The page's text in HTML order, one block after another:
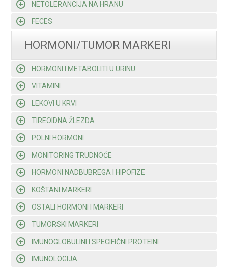
NETOLERANCIJA NA HRANU
FECES
HORMONI/TUMOR MARKERI
HORMONI I METABOLITI U URINU
VITAMINI
LEKOVI U KRVI
TIREOIDNA ŽLEZDA
POLNI HORMONI
MONITORING TRUDNOĆE
HORMONI NADBUBREGA I HIPOFIZE
KOŠTANI MARKERI
OSTALI HORMONI I MARKERI
TUMORSKI MARKERI
IMUNOGLOBULINI I SPECIFIČNI PROTEINI
IMUNOLOGIJA